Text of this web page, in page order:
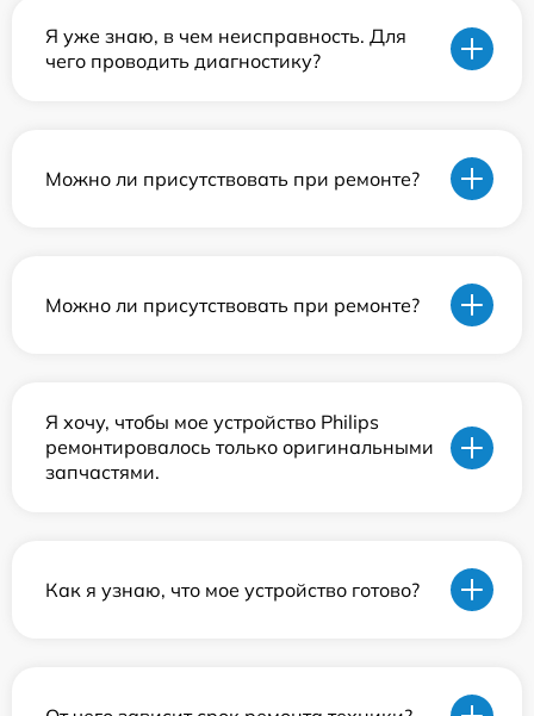
Я уже знаю, в чем неисправность. Для
чего проводить диагностику?
Можно ли присутствовать при ремонте?
Можно ли присутствовать при ремонте?
Я хочу, чтобы мое устройство Philips
ремонтировалось только оригинальными
запчастями.
Как я узнаю, что мое устройство готово?